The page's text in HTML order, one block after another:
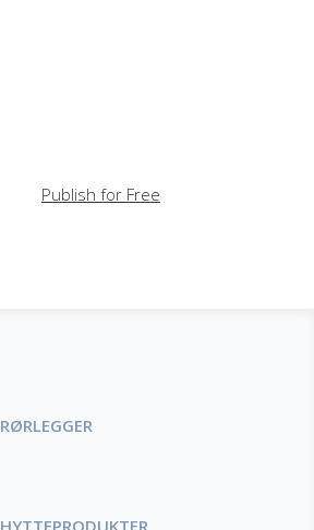
Publish for Free
RØRLEGGER
HYTTEPRODUKTER